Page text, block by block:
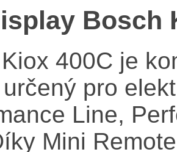
Bosch
400C je
pro
Line,
Mini